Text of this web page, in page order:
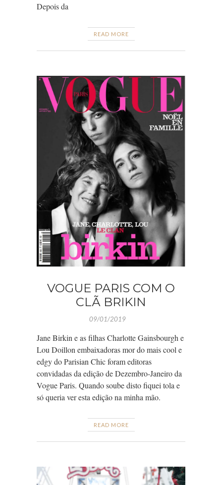
Depois da
READ MORE
VOGUE PARIS COM O
CLÃ BRIKIN
09/01/2019
Jane Birkin e as filhas Charlotte Gainsbourgh e
Lou Doillon embaixadoras mor do mais cool e
edgy do Parisian Chic foram editoras
convidadas da edição de Dezembro-Janeiro da
Vogue Paris. Quando soube disto fiquei tola e
só queria ver esta edição na minha mão.
READ MORE